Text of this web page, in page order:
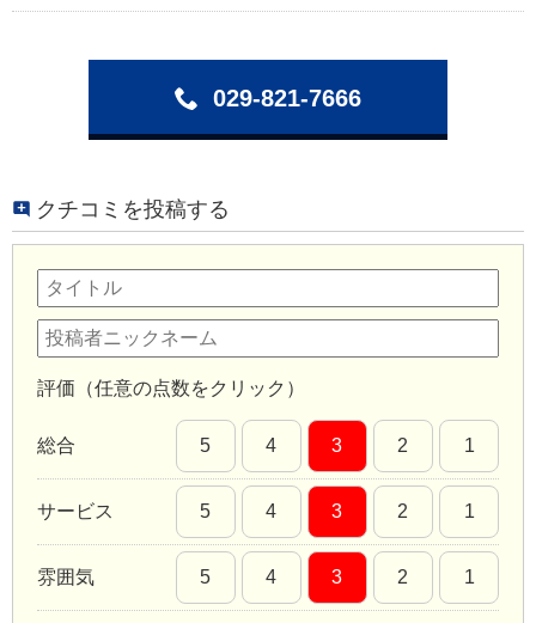
029-821-7666
クチコミを投稿する
評価（任意の点数をクリック）
総合 5 4 3 2 1
サービス 5 4 3 2 1
雰囲気 5 4 3 2 1